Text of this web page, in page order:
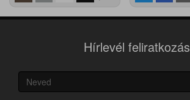
Hírlevél feliratkozás